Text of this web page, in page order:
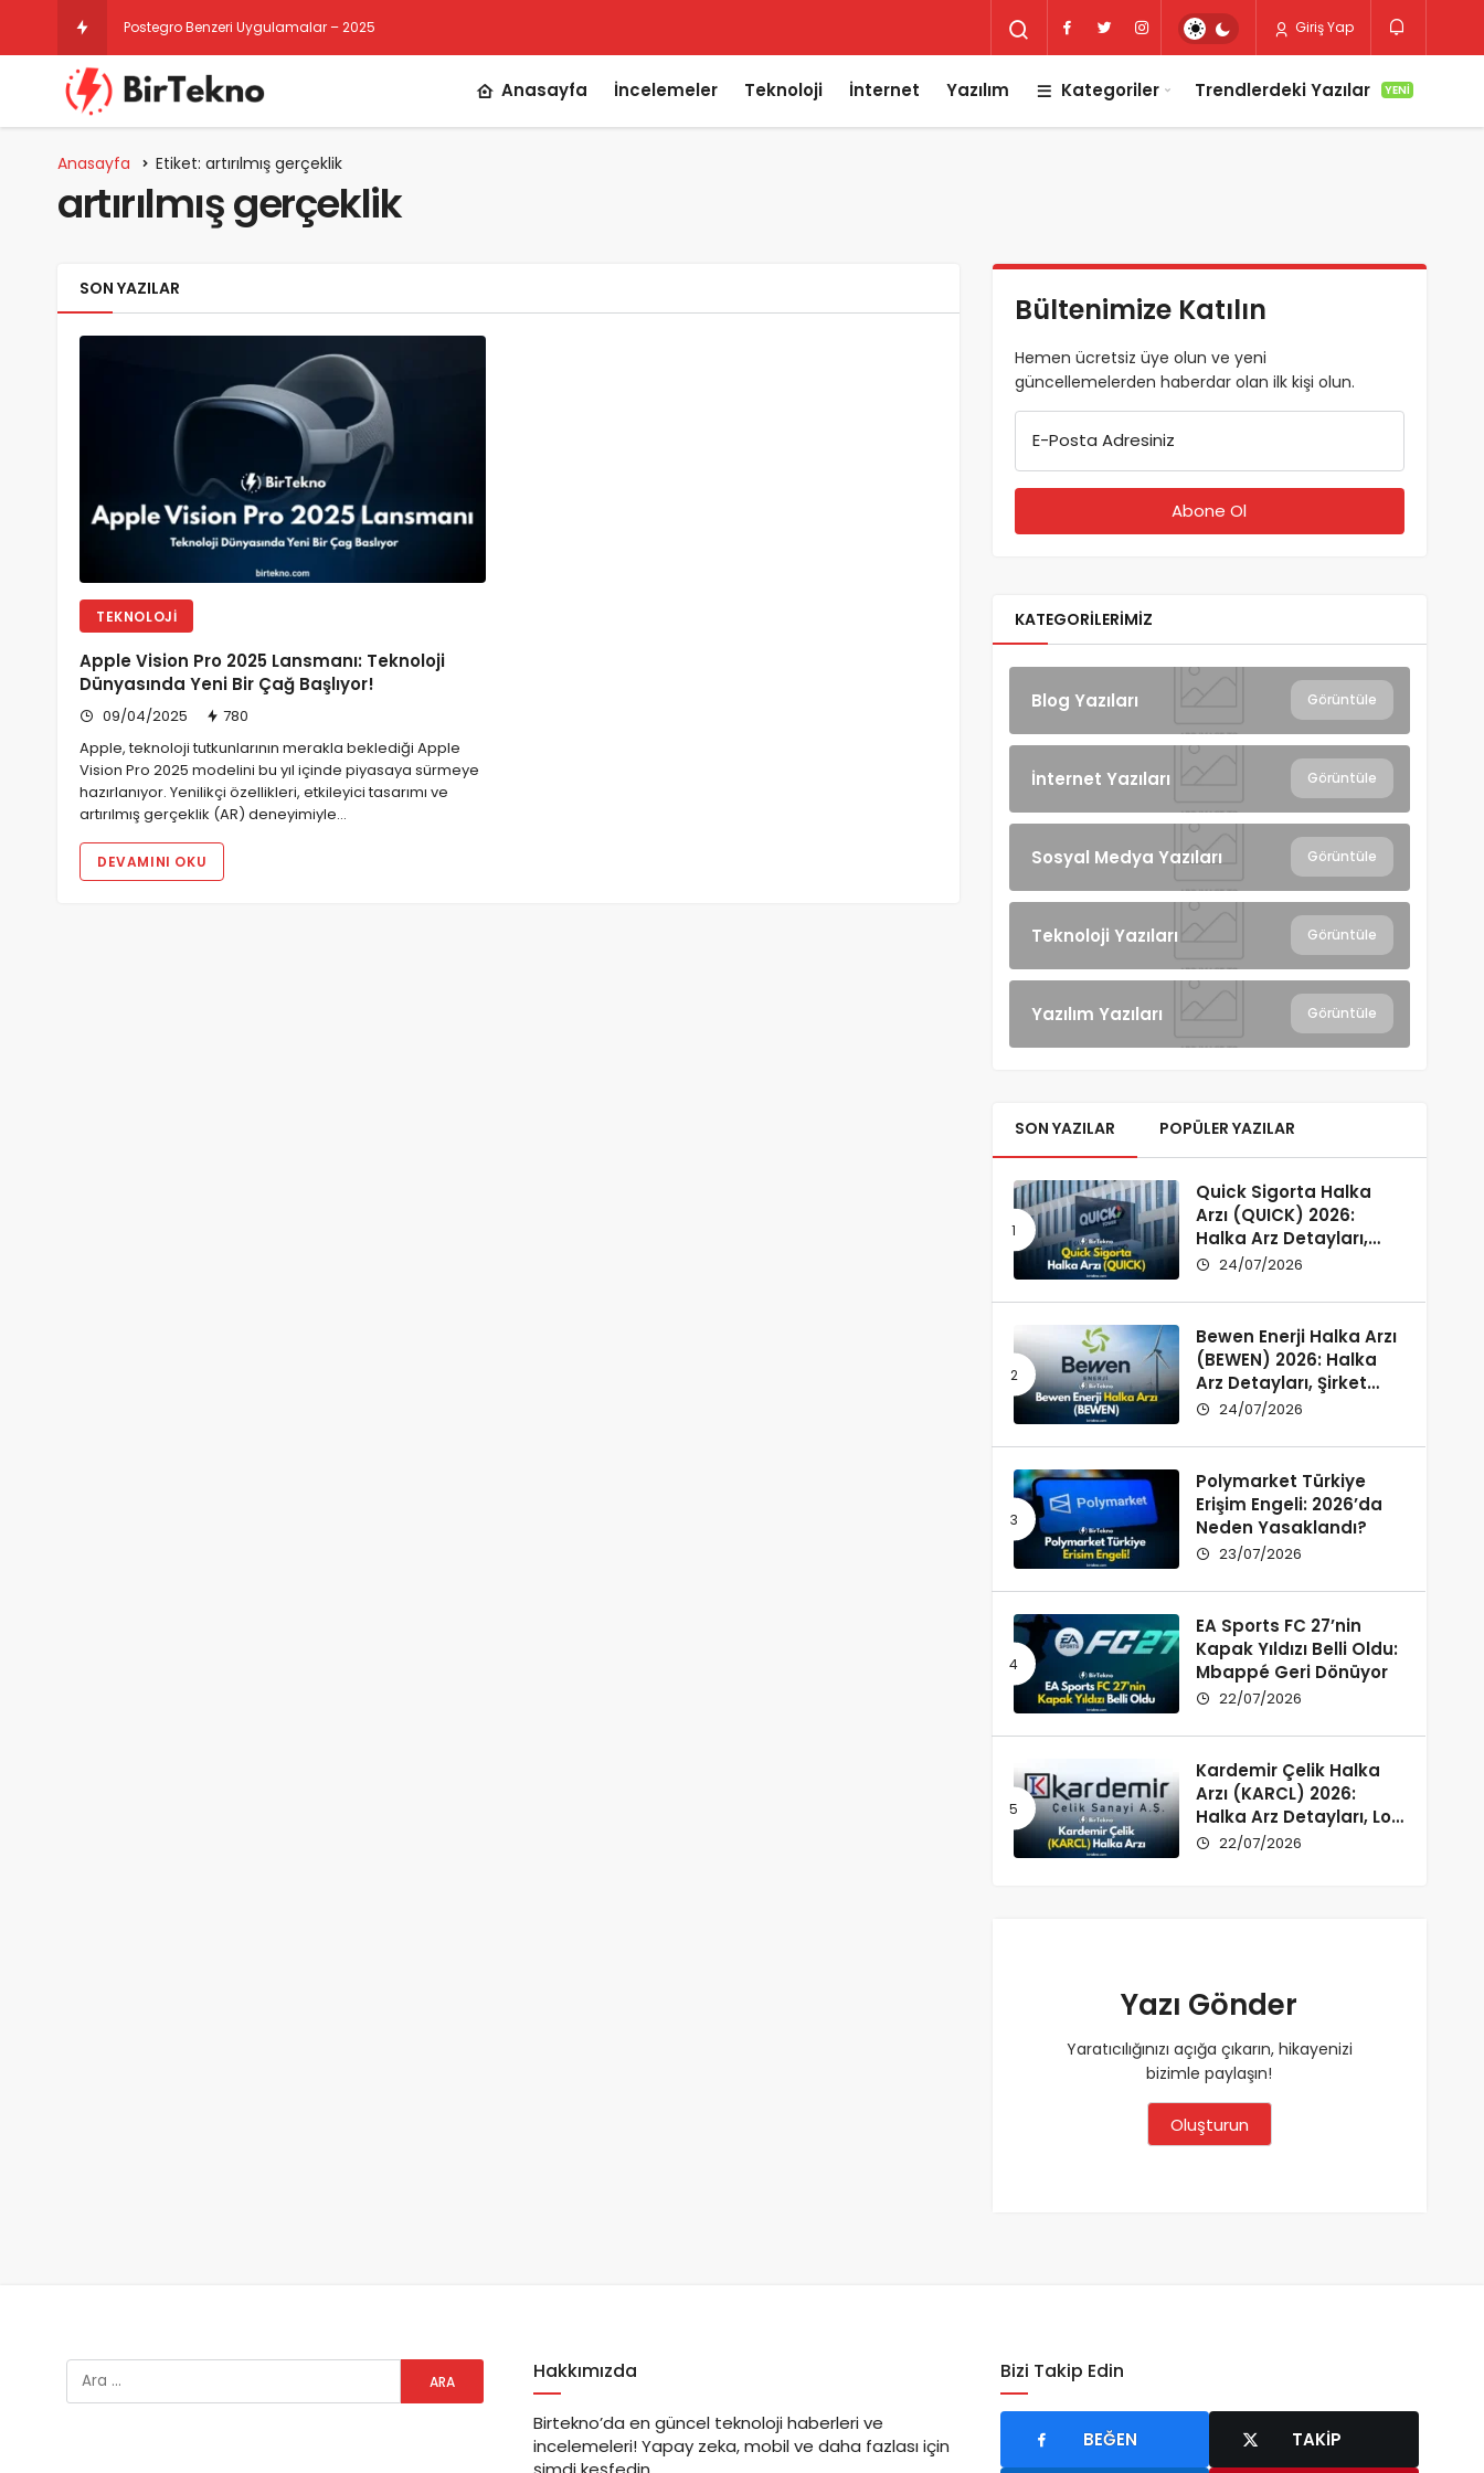
Postegro Benzeri Uygulamalar – 2025 Giriş Yap
Anasayfa İncelemeler Teknoloji İnternet Yazılım Kategoriler Trendlerdeki Yazılar YENI
Anasayfa Etiket: artırılmış gerçeklik
artırılmış gerçeklik
SON YAZILAR
TEKNOLOJI
Apple Vision Pro 2025 Lansmanı: Teknoloji
Dünyasında Yeni Bir Çağ Başlıyor!
09/04/2025
780
Apple, teknoloji tutkunlarının merakla beklediği Apple
Vision Pro 2025 modelini bu yıl içinde piyasaya sürmeye
hazırlanıyor. Yenilikçi özellikleri, etkileyici tasarımı ve
artırılmış gerçeklik (AR) deneyimiyle…
DEVAMINI OKU
Bültenimize Katılın
Hemen ücretsiz üye olun ve yeni
güncellemelerden haberdar olan ilk kişi olun.
E-Posta Adresiniz
KATEGORILERIMIZ
Blog Yazıları Görüntüle
İnternet Yazıları Görüntüle
Sosyal Medya Yazıları Görüntüle
Teknoloji Yazıları Görüntüle
Yazılım Yazıları Görüntüle
SON YAZILAR POPÜLER YAZILAR
Quick Sigorta Halka
Arzı (QUICK) 2026:
Halka Arz Detayları,
Şirket Profili ve
24/07/2026
Bewen Enerji Halka Arzı
(BEWEN) 2026: Halka
Arz Detayları, Şirket
Profili ve Fon Kullanımı
24/07/2026
Polymarket Türkiye
Erişim Engeli: 2026’da
Neden Yasaklandı?
23/07/2026
EA Sports FC 27’nin
Kapak Yıldızı Belli Oldu:
Mbappé Geri Dönüyor
22/07/2026
Kardemir Çelik Halka
Arzı (KARCL) 2026:
Halka Arz Detayları, Lot
Dağılımı ve Şirket Profili
22/07/2026
Yazı Gönder
Yaratıcılığınızı açığa çıkarın, hikayenizi
bizimle paylaşın!
Oluşturun
Hakkımızda
Birtekno’da en güncel teknoloji haberleri ve
incelemeleri! Yapay zeka, mobil ve daha fazlası için
Bizi Takip Edin
BEĞEN TAKIP